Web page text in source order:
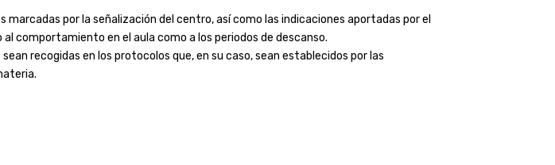
marcadas por la señalización del centro, así como las indicaciones aportadas por el
comportamiento en el aula como a los periodos de descanso.
recogidas en los protocolos que, en su caso, sean establecidos por las
SÍGUENOS EN NUESTRAS REDES